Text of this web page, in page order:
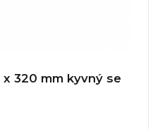
x 320 mm kyvný se